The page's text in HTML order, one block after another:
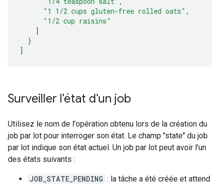
"1 1/2 cups gluten-free rolled oats" ,
"1/2 cup raisins"
]
}
]
Surveiller l'état d'un job
Utilisez le nom de l'opération obtenu lors de la création du
job par lot pour interroger son état. Le champ "state" du job
par lot indique son état actuel. Un job par lot peut avoir l'un
des états suivants :
JOB_STATE_PENDING : la tâche a été créée et attend